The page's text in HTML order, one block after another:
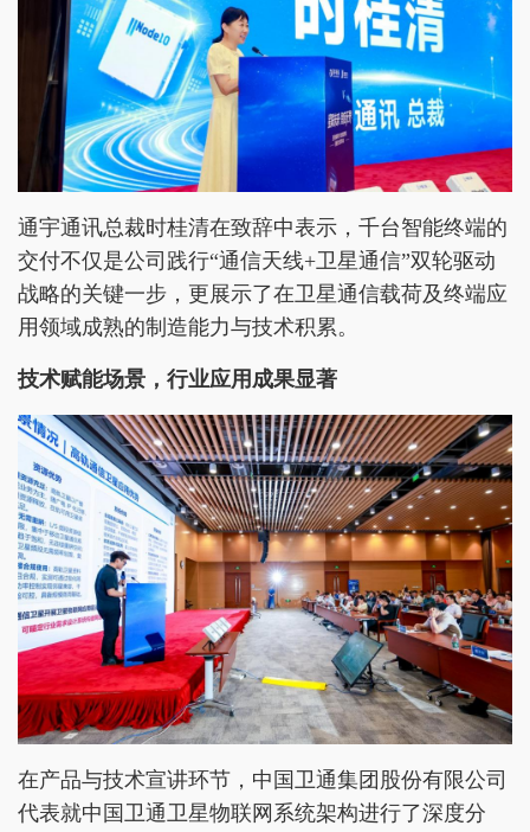
通宇通讯总裁时桂清在致辞中表示，千台智能终端的
交付不仅是公司践行“通信天线+卫星通信”双轮驱动
战略的关键一步，更展示了在卫星通信载荷及终端应
用领域成熟的制造能力与技术积累。
技术赋能场景，行业应用成果显著
在产品与技术宣讲环节，中国卫通集团股份有限公司
代表就中国卫通卫星物联网系统架构进行了深度分